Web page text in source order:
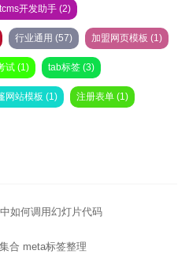
开发助手 (2)
行业通用 (57) 加盟网页模板 (1)
试 (1) tab标签 (3)
网站模板 (1) 注册表单 (1)
如何调用幻灯片代码
合 meta标签整理